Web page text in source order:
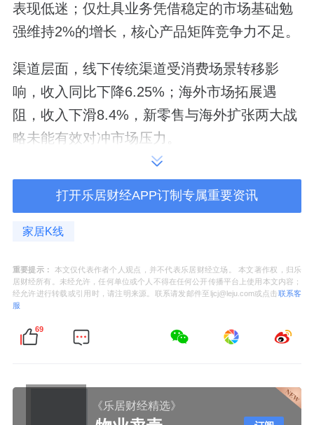
表现低迷；仅灶具业务凭借稳定的市场基础勉
强维持2%的增长，核心产品矩阵竞争力不足。
渠道层面，线下传统渠道受消费场景转移影
响，收入同比下降6.25%；海外市场拓展遇
阻，收入下滑8.4%，新零售与海外扩张两大战
略未能有效对冲市场压力。
空间。美的、海尔等综合家电巨头凭借供应链
化产品切入高端市场，分流核心消费群体。在
存量博弈背景下，华帝股份的市场份额持续被
挤压，2025年整体厨电市场占有率较上年下降
0.8个百分点。
与业绩下滑形成鲜明对比的是，华帝股份核心
打开乐居财经APP订制专属重要资讯
家居K线
重要提示：
本文仅代表作者个人观点，并不代表乐居财经立场。 本文著作权，归乐
居财经所有。未经允许，任何单位或个人不得在任何公开传播平台上使用本文内容；
经允许进行转载或引用时，请注明来源。联系请发邮件至ljcj@leju.com或点击联系客
服
69
《乐居财经精选》